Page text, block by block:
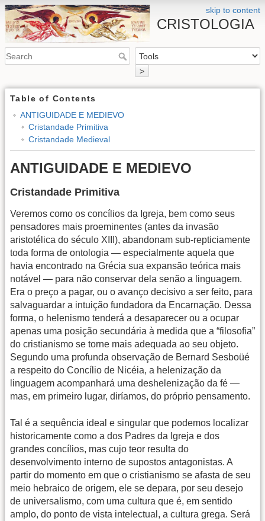
skip to content
CRISTOLOGIA
>
Table of Contents
ANTIGUIDADE E MEDIEVO
Cristandade Primitiva
Cristandade Medieval
ANTIGUIDADE E MEDIEVO
Cristandade Primitiva
Veremos como os concílios da Igreja, bem como seus
pensadores mais proeminentes (antes da invasão
aristotélica do século XIII), abandonam sub-repticiamente
toda forma de ontologia — especialmente aquela que
havia encontrado na Grécia sua expansão teórica mais
notável — para não conservar dela senão a linguagem.
Era o preço a pagar, ou o avanço decisivo a ser feito, para
salvaguardar a intuição fundadora da Encarnação. Dessa
forma, o helenismo tenderá a desaparecer ou a ocupar
apenas uma posição secundária à medida que a “filosofia”
do cristianismo se torne mais adequada ao seu objeto.
Segundo uma profunda observação de Bernard Sesboüé
a respeito do Concílio de Nicéia, a helenização da
linguagem acompanhará uma deshelenização da fé —
mas, em primeiro lugar, diríamos, do próprio pensamento.
Tal é a sequência ideal e singular que podemos localizar
historicamente como a dos Padres da Igreja e dos
grandes concílios, mas cujo teor resulta do
desenvolvimento interno de supostos antagonistas. A
partir do momento em que o cristianismo se afasta de seu
meio hebraico de origem, ele se depara, por seu desejo
de universalismo, com uma cultura que é, em sentido
amplo, do ponto de vista intelectual, a cultura grega. Será